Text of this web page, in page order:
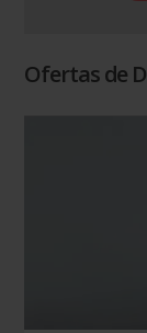
Ofertas de